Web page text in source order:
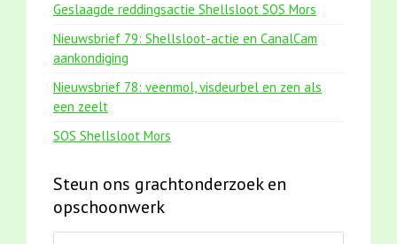
Geslaagde reddingsactie Shellsloot SOS Mors
Nieuwsbrief 79: Shellsloot-actie en CanalCam
aankondiging
Nieuwsbrief 78: veenmol, visdeurbel en zen als
een zeelt
SOS Shellsloot Mors
Steun ons grachtonderzoek en
opschoonwerk